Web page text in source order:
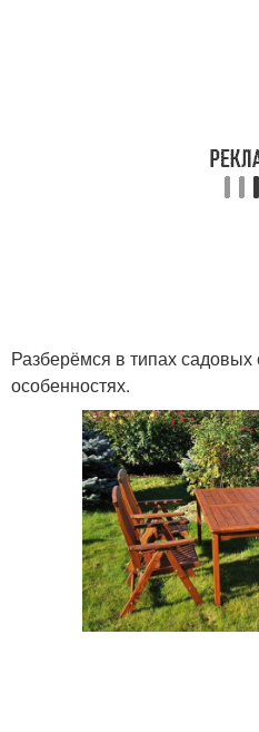
Разберёмся в типах садовых
особенностях.